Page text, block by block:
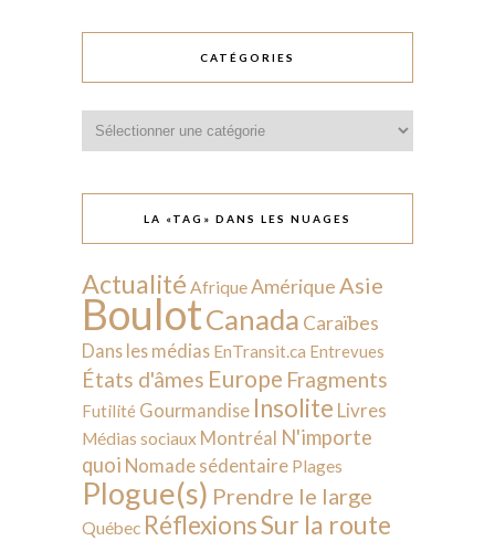
CATÉGORIES
LA «TAG» DANS LES NUAGES
Actualité AfriqueAmérique Asie
BoulotCanada Caraïbes
Dans les médias EnTransit.ca Entrevues
États d'âmes Europe Fragments
Futilité Gourmandise Insolite Livres
Médias sociaux Montréal N'importe
quoi Nomade sédentaire Plages
Plogue(s) Prendre le large
Québec RéflexionsSur la route